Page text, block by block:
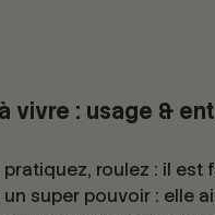
vivre : usage &
pratiquez, roulez : il
un super pouvoir : elle